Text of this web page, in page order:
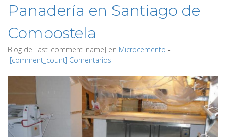
Panadería en Santiago de
Compostela
Blog de [last_comment_name] en Microcemento ‐
[comment_count] Comentarios